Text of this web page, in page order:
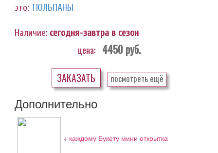
это: ТЮЛЬПАНЫ
Наличие: сегодня-завтра в сезон
цена: 4450руб.
ЗАКАЗАТЬ посмотреть ещё
Дополнительно
+ каждому Букету мини открытка